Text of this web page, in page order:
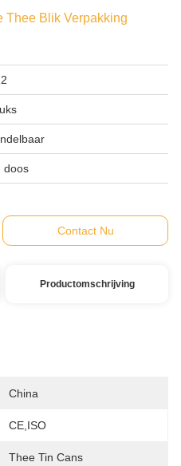
Thee Blik Verpakking
doos
Contact Nu
Productomschrijving
China
CE,ISO
Thee Tin Cans